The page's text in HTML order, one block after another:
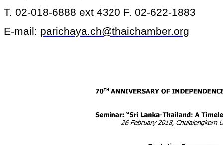
T. 02-018-6888 ext 4320 F. 02-622-1883
E-mail: parichaya.ch@thaichamber.org